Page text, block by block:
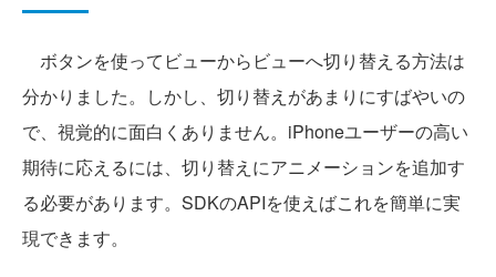
ボタンを使ってビューからビューへ切り替える方法は
分かりました。しかし、切り替えがあまりにすばやいの
で、視覚的に面白くありません。iPhoneユーザーの高い
期待に応えるには、切り替えにアニメーションを追加す
る必要があります。SDKのAPIを使えばこれを簡単に実
現できます。